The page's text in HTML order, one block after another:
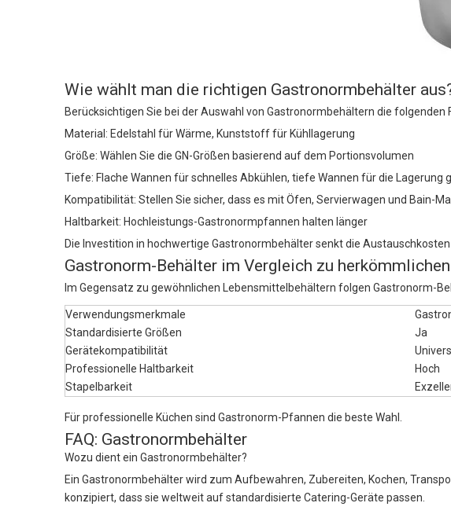
Wie wählt man die richtigen Gastronormbehälter
Berücksichtigen Sie bei der Auswahl von Gastronormbehältern die folgenden
Material: Edelstahl für Wärme, Kunststoff für Kühllagerung
Größe: Wählen Sie die GN-Größen basierend auf dem Portionsvolumen
Tiefe: Flache Wannen für schnelles Abkühlen, tiefe Wannen für die Lagerung
Kompatibilität: Stellen Sie sicher, dass es mit Öfen, Servierwagen und Bain-
Haltbarkeit: Hochleistungs-Gastronormpfannen halten länger
Die Investition in hochwertige Gastronormbehälter senkt die
Gastronorm-Behälter im Vergleich zu
Im Gegensatz zu gewöhnlichen Lebensmittelbehältern folgen Gastronorm-
Verwendungsmerkmale
Standardisierte Größen
Ja
Gerätekompatibilität
Professionelle Haltbarkeit
Hoch
Stapelbarkeit
Für professionelle Küchen sind Gastronorm-Pfannen die beste Wahl.
FAQ: Gastronormbehälter
Wozu dient ein Gastronormbehälter?
Ein Gastronormbehälter wird zum Aufbewahren, Zubereiten, Kochen,
konzipiert, dass sie weltweit auf standardisierte Catering-Geräte passen.